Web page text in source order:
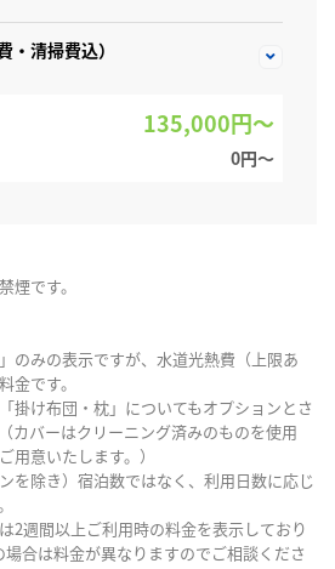
・清掃費込）
135,000円～
0円〜
煙です。
のみの表示ですが、水道光熱費（上限あ
金です。
掛け布団・枕」についてもオプションとさ
カバーはクリーニング済みのものを使用
用意いたします。）
を除き）宿泊数ではなく、利用日数に応じ
2週間以上ご利用時の料金を表示しており
合は料金が異なりますのでご相談くださ